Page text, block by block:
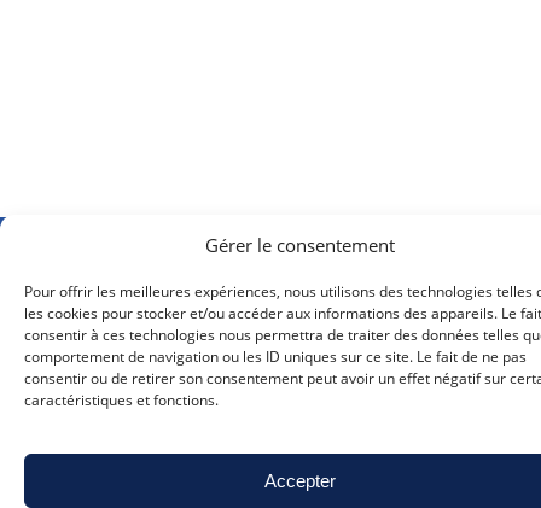
Gérer le consentement
Pour offrir les meilleures expériences, nous utilisons des technologies telles
les cookies pour stocker et/ou accéder aux informations des appareils. Le
consentir à ces technologies nous permettra de traiter des données telles
comportement de navigation ou les ID uniques sur ce site. Le fait de ne pas
consentir ou de retirer son consentement peut avoir un effet négatif sur
caractéristiques et fonctions.
Accepter